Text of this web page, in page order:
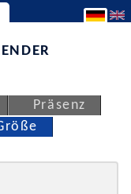
Präsenz